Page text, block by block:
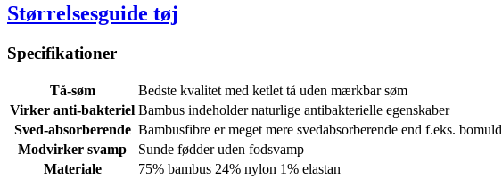
Størrelsesguide tøj
Specifikationer
Tå-søm
Bedste kvalitet med ketlet tå uden mærkbar søm
Virker anti-bakteriel Bambus indeholder naturlige antibakterielle egenskaber
Sved-absorberende Bambusfibre er meget mere svedabsorberende end f.eks. bomuld
Modvirker svamp
Sunde fødder uden fodsvamp
Materiale
75% bambus 24% nylon 1% elastan